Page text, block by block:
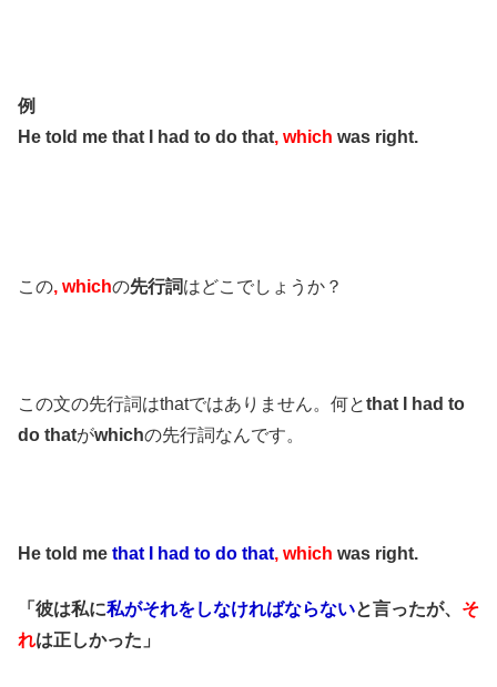
例
He told me that I had to do that, which was right.
この, whichの先行詞はどこでしょうか？
この文の先行詞はthatではありません。何とthat I had to
do thatがwhichの先行詞なんです。
He told me that I had to do that, which was right.
「彼は私に私がそれをしなければならないと言ったが、 そ
れは正しかった」